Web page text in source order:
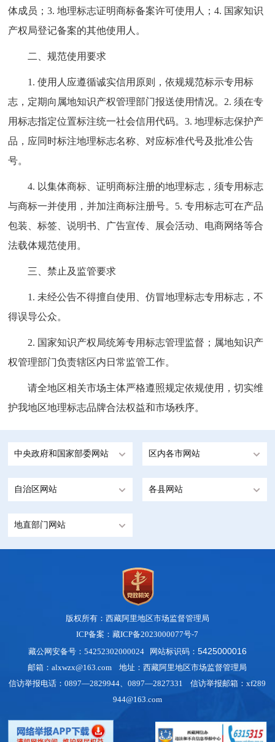
体成员；3. 地理标志证明商标备案许可使用人；4. 国家知识
产权局登记备案的其他使用人。
二、规范使用要求
1. 使用人应遵循诚实信用原则，依规规范标示专用标
志，定期向属地知识产权管理部门报送使用情况。2. 须在专
用标志指定位置标注统一社会信用代码。3. 地理标志保护产
品，应同时标注地理标志名称、对应标准代号及批准公告
号。
4. 以集体商标、证明商标注册的地理标志，须专用标志
与商标一并使用，并加注商标注册号。5. 专用标志可在产品
包装、标签、说明书、广告宣传、展会活动、电商网络等合
法载体规范使用。
三、禁止及监管要求
1. 未经公告不得擅自使用、仿冒地理标志专用标志，不
得误导公众。
2. 国家知识产权局统筹专用标志管理监督；属地知识产
权管理部门负责辖区内日常监管工作。
请全地区相关市场主体严格遵照规定依规使用，切实维
护我地区地理标志品牌合法权益和市场秩序。
中央政府和国家部委网站 区内各市网站
自治区网站 各县网站
地直部门网站
版权所有：西藏阿里地区市场监督管理局
ICP备案：藏ICP备2023000077号-7
藏公网安备号：54252302000024 网站标识码： 5425000016
邮箱：alxwzx@163.com 地址：西藏阿里地区市场监督管理局
信访举报电话：0897—2829944、0897—2827331 信访举报邮箱：xf289
944@163.com